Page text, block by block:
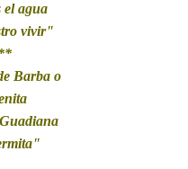
el agua
vivir"
Barba o